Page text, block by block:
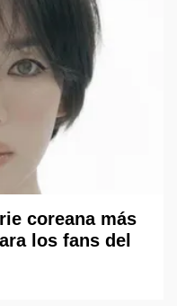
coreana más
los fans del